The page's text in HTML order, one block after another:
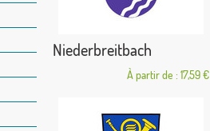
Niederbreitbach
À partir de : 17,59 €